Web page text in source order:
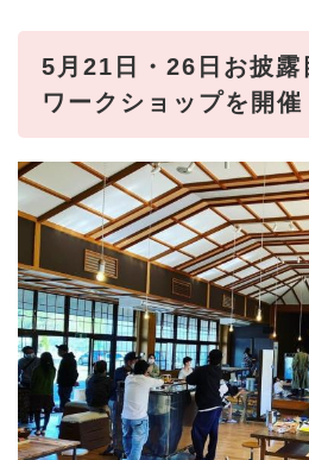
5月21日・26日お披露
ワークショップを開催